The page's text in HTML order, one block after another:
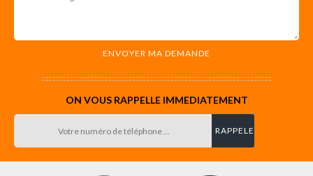
ON VOUS RAPPELLE IMMEDIATEMENT